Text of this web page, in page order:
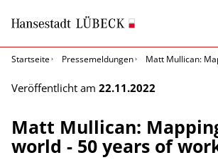
Startseite
Pressemeldungen Matt Mullican:
Veröffentlicht am 22.11.2022
Matt Mullican:
world - 50 years of